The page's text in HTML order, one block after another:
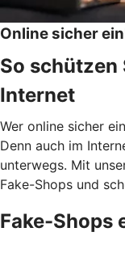
Online sicher
So schützen
Internet
Wer online sicher
Denn auch im
unterwegs. Mit
Fake-Shops und
Fake-Shops